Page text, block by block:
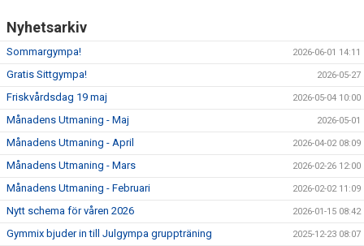
Nyhetsarkiv
Sommargympa! 2026-06-01 14:11
Gratis Sittgympa! 2026-05-27
Friskvårdsdag 19 maj 2026-05-04 10:00
Månadens Utmaning - Maj 2026-05-01
Månadens Utmaning - April 2026-04-02 08:09
Månadens Utmaning - Mars 2026-02-26 12:00
Månadens Utmaning - Februari 2026-02-02 11:09
Nytt schema för våren 2026 2026-01-15 08:42
Gymmix bjuder in till Julgympa gruppträning 2025-12-23 08:07